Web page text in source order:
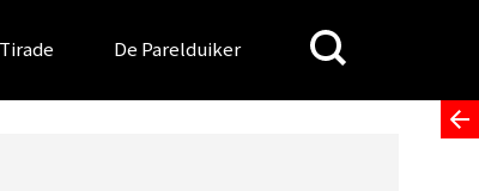
Tirade De Parelduiker
Search
for: